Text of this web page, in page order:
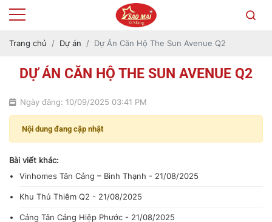
Trang chủ Dự án Dự Án Căn Hộ The Sun Avenue Q2
DỰ ÁN CĂN HỘ THE SUN AVENUE Q2
Ngày đăng: 10/09/2025 03:41 PM
Nội dung đang cập nhật
Bài viết khác:
Vinhomes Tân Cảng – Bình Thạnh - 21/08/2025
Khu Thủ Thiêm Q2 - 21/08/2025
Cảng Tân Cảng Hiệp Phước - 21/08/2025